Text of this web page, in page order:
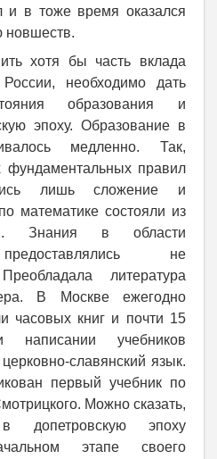
и в тоже время оказался
новшеств.
хотя бы часть вклада
необходимо дать
образования и
эпоху. Образование в
медленно. Так,
фундаментальных правил
лишь сложение и
математике состояли из
Знания в области
не
литература
В Москве ежегодно
часовых книг и почти 15
учебников
славянский язык.
первый учебник по
Можно сказать,
допетровскую эпоху
этапе своего